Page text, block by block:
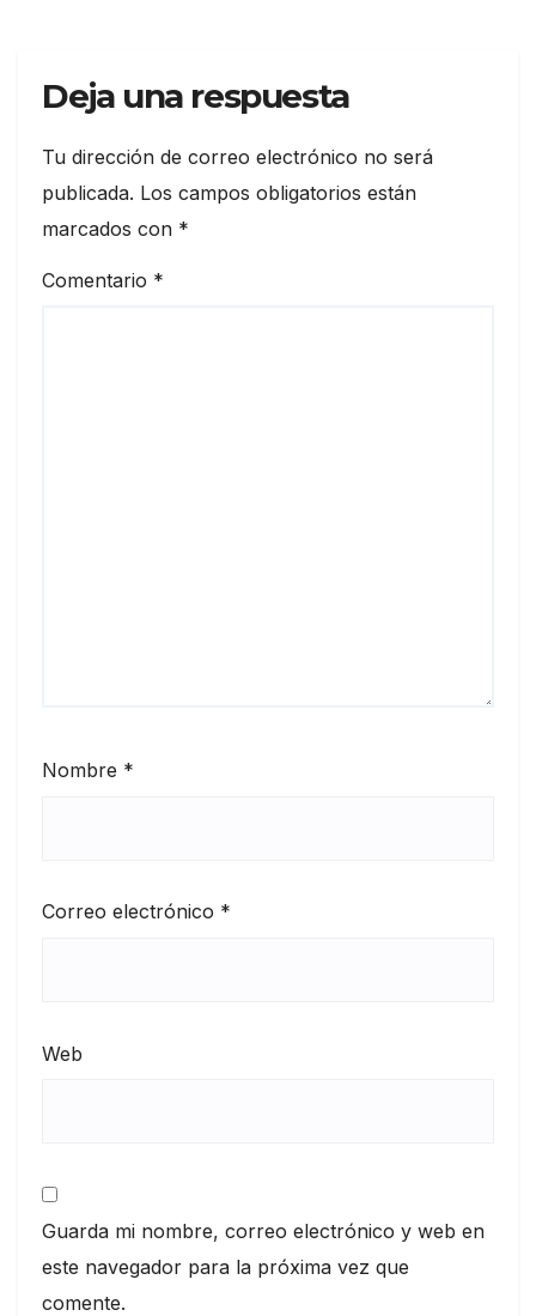
Deja una respuesta
Tu dirección de correo electrónico no será
publicada. Los campos obligatorios están
marcados con *
Comentario *
Nombre *
Correo electrónico *
Web
Guarda mi nombre, correo electrónico y web en
este navegador para la próxima vez que
comente.